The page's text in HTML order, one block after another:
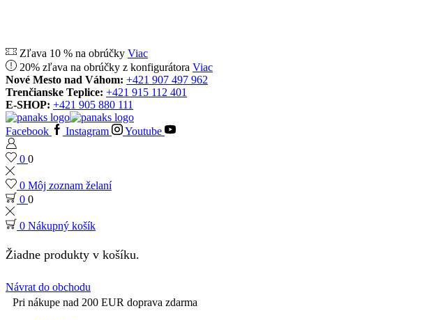
Zľava 10 % na obrúčky Viac
20% zľava na obrúčky z konfigurátora Viac
Nové Mesto nad Váhom: +421 907 497 962
Trenčianske Teplice: +421 915 112 401
E-SHOP: +421 905 880 111
Facebook Instagram Youtube
0 0
0 Môj zoznam želaní
0 0
0 Nákupný košík
Žiadne produkty v košíku.
Návrat do obchodu
Pri nákupe nad 200 EUR doprava zdarma